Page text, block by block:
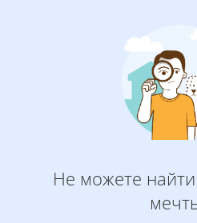
Не можете